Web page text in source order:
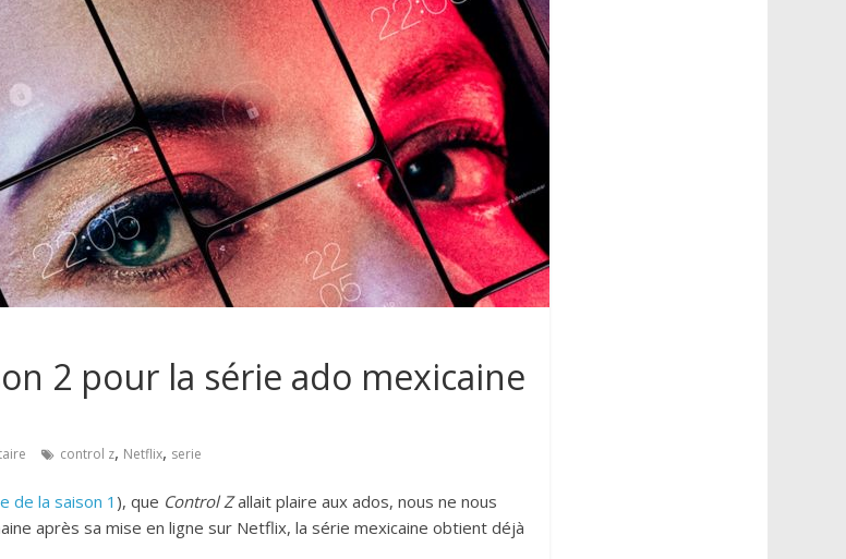
2 pour la série ado mexicaine
control z, Netflix, serie
de la saison 1 ), que Control Zallait plaire aux ados, nous ne nous
après sa mise en ligne sur Netflix, la série mexicaine obtient déjà